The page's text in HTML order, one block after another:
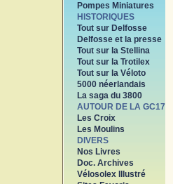
Pompes Miniatures
HISTORIQUES
Tout sur Delfosse
Delfosse et la presse
Tout sur la Stellina
Tout sur la Trotilex
Tout sur la Véloto
5000 néerlandais
La saga du 3800
AUTOUR DE LA GC17
Les Croix
Les Moulins
DIVERS
Nos Livres
Doc. Archives
Vélosolex Illustré